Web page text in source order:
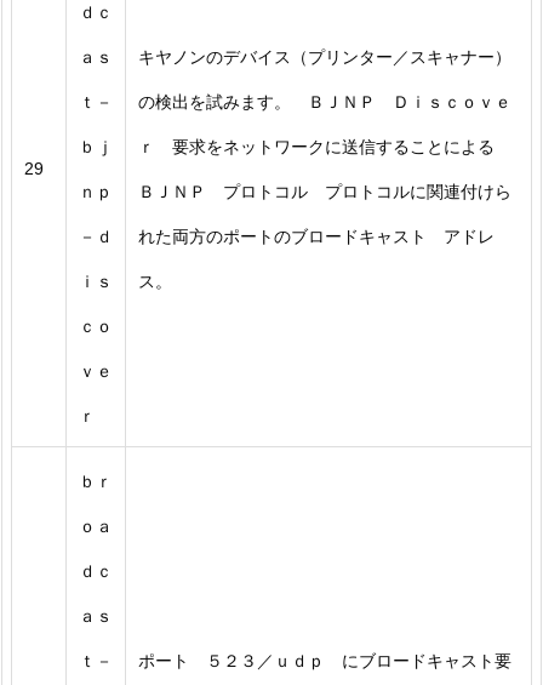
29
ｄｃ
ａｓ
ｔ－
ｂｊ
ｎｐ
－ｄ
ｉｓ
ｃｏ
ｖｅ
ｒ
キヤノンのデバイス（プリンター／スキャナー）
の検出を試みます。 ＢＪＮＰ Ｄｉｓｃｏｖｅ
ｒ 要求をネットワークに送信することによる
ＢＪＮＰ プロトコル プロトコルに関連付けら
れた両方のポートのブロードキャスト アドレ
ス。
ｂｒ
ｏａ
ｄｃ
ａｓ
ｔ－ ポート ５２３／ｕｄｐ にブロードキャスト要